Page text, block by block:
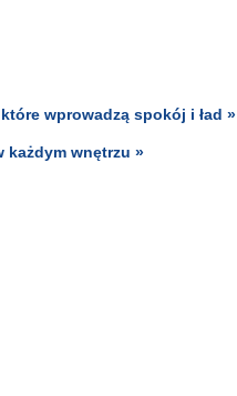
wprowadzą spokój i ład »
każdym wnętrzu »